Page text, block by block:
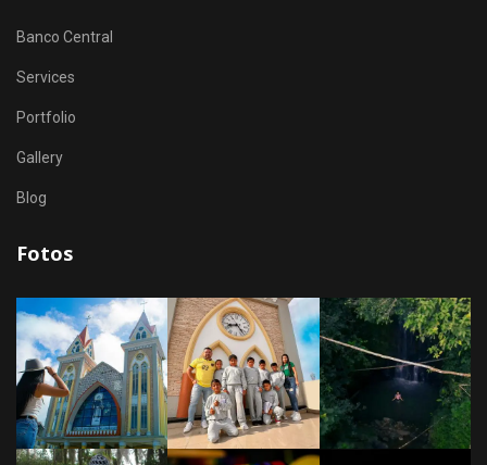
Banco Central
Services
Portfolio
Gallery
Blog
Fotos